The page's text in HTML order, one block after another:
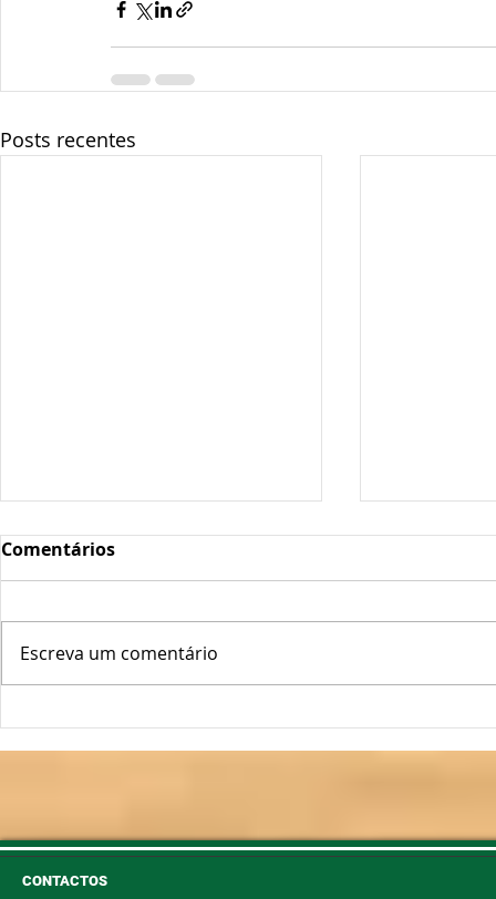
Posts recentes
Oscilações Térmicas
Podem "Abrir a Porta" ao
Plantas
Longe!
Comentários
Escreva um comentário
CONTACTOS